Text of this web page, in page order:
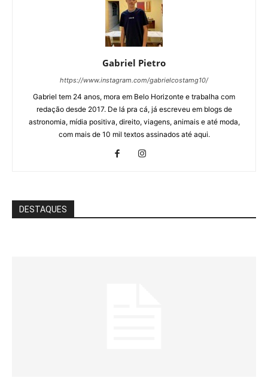
Gabriel Pietro
https://www.instagram.com/gabrielcostamg10/
Gabriel tem 24 anos, mora em Belo Horizonte e trabalha com
redação desde 2017. De lá pra cá, já escreveu em blogs de
astronomia, mídia positiva, direito, viagens, animais e até moda,
com mais de 10 mil textos assinados até aqui.
DESTAQUES